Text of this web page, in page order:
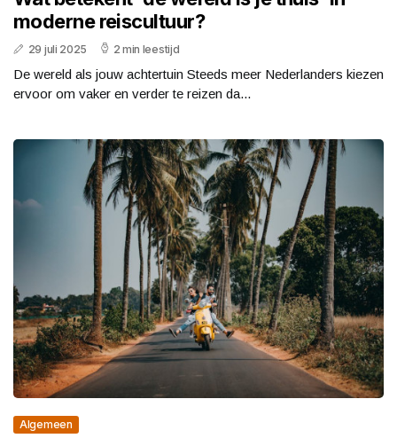
moderne reiscultuur?
29 juli 2025 2 min leestijd
De wereld als jouw achtertuin Steeds meer Nederlanders kiezen
ervoor om vaker en verder te reizen da...
Algemeen